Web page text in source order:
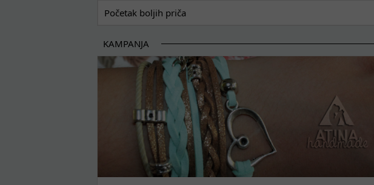
Početak boljih priča
KAMPANJA